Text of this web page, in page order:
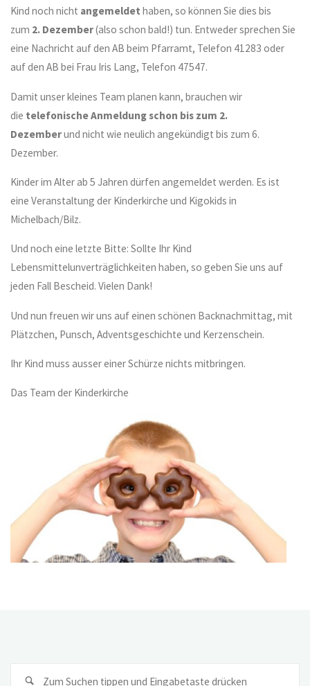
Kind noch nicht angemeldet haben, so können Sie dies bis
zum 2. Dezember(also schon bald!) tun. Entweder sprechen Sie
eine Nachricht auf den AB beim Pfarramt, Telefon 41283 oder
auf den AB bei Frau Iris Lang, Telefon 47547.
Damit unser kleines Team planen kann, brauchen wir
die telefonische Anmeldung schon bis zum 2.
Dezemberund nicht wie neulich angekündigt bis zum 6.
Dezember.
Kinder im Alter ab 5 Jahren dürfen angemeldet werden. Es ist
eine Veranstaltung der Kinderkirche und Kigokids in
Michelbach/Bilz.
Und noch eine letzte Bitte: Sollte Ihr Kind
Lebensmittelunverträglichkeiten haben, so geben Sie uns auf
jeden Fall Bescheid. Vielen Dank!
Und nun freuen wir uns auf einen schönen Backnachmittag, mit
Plätzchen, Punsch, Adventsgeschichte und Kerzenschein.
Ihr Kind muss ausser einer Schürze nichts mitbringen.
Das Team der Kinderkirche